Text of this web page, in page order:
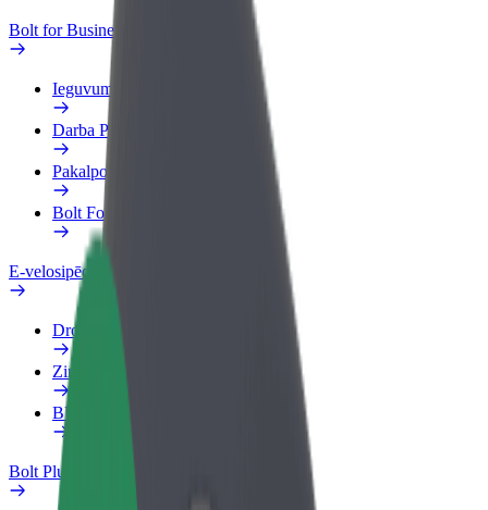
Bolt for Business
Ieguvumi
Darba Profils
Pakalpojumi
Bolt Food uzņēmumiem
E-velosipēdi
Drošības laboratorija
Ziņot
BUJ
Bolt Plus